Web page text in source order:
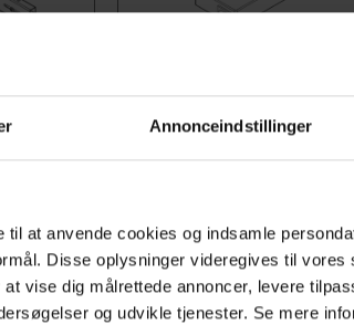
Annonceindstillinger
til at anvende cookies og indsamle
Disse oplysninger videregives til vores
vise dig målrettede annoncer, levere
og udvikle tjenester. Se mere
plads
Ved
det være
eller
Varenr.30-66010
Omprogrammering Af
vandring, kan denne
en begrænset vandring. Det
toppositionen der kan